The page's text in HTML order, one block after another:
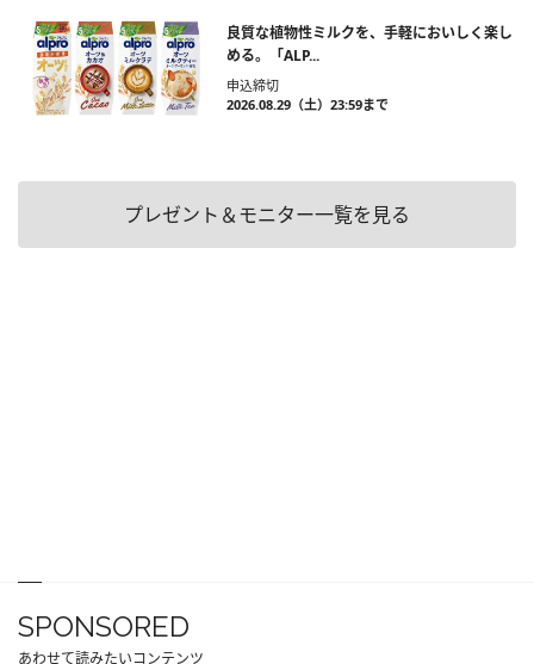
良質な植物性ミルクを、手軽においしく楽し
める。「ALP...
申込締切
2026.08.29（土）23:59まで
プレゼント＆モニター一覧を見る
SPONSORED
あわせて読みたいコンテンツ